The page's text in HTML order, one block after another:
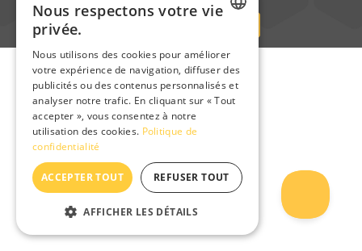
ENGLISH
DUTCH
Nous respectons votre vie
privée.
Nous utilisons des cookies pour améliorer
votre expérience de navigation, diffuser des
publicités ou des contenus personnalisés et
analyser notre trafic. En cliquant sur « Tout
accepter », vous consentez à notre
utilisation des cookies. Politique de
confidentialité
ACCEPTER TOUT REFUSER TOUT
AFFICHER LES DÉTAILS